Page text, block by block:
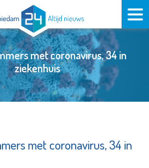
met coronavirus, 34 in
ziekenhuis
met coronavirus, 34 in